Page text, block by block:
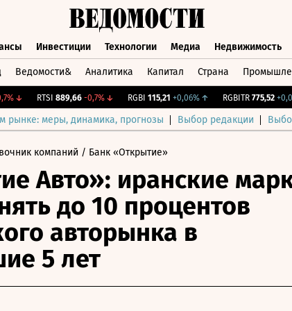
Инвестиции Технологии Медиа Недвижимость
Ведомости& Аналитика Капитал Страна
↓ RTSI 889,66 -0,7% ↓ RGBI 115,21 +0,06%↑ RGBITR 775,52 +0,09%
рынке: меры, динамика, прогнозы Выбор редакции
компаний / Банк «Открытие»
Авто»: иранские
до 10 процентов
авторынка в
5 лет